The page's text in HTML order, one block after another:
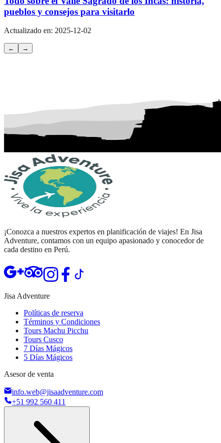
pueblos y consejos para visitarlo
Actualizado en: 2025-12-02
← →
¡Conozca a nuestros expertos en planificación de viajes! En Jisa
Adventure, contamos con un equipo apasionado y conocedor de
cada destino en Perú.
Abrir TripAdvisor de Jisa Adventure
Abrir Instagram de Jisa Adventure
Jisa Adventure
Políticas de reserva
Términos y Condiciones
Tours Machu Picchu
Tours Cusco
7 Días Mágicos
5 Días Mágicos
Asesor de venta
info.web@jisaadventure.com
+51 992 560 411